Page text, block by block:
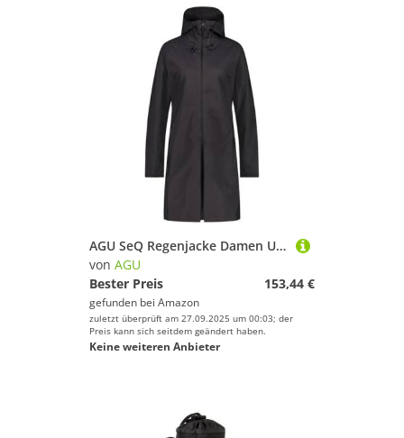
AGU SeQ Regenjacke Damen Urban Outdoor, Regenmantel Damen Wasserdicht mit Kapuze, Übergangsjacke Damen Atmungsaktiv - Schwarz - M
von AGU
Bester Preis
153,44 €
gefunden bei Amazon
zuletzt überprüft am 27.09.2025 um 00:03; der
Preis kann sich seitdem geändert haben.
Keine weiteren Anbieter